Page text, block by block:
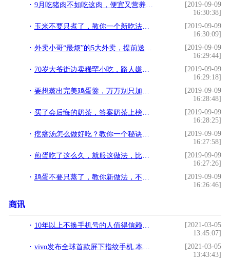
9月吃猪肉不如吃这肉，便宜又营养，煎十分钟就出锅，香到舔盘子
[2019-09-09
16:30:38]
玉米不要只煮了，教你一个新吃法，营养美味，上桌瞬间扫光，香
[2019-09-09
16:30:09]
外卖小哥“最烦”的5大外卖，提前送到也“差评”，根本不想接单
[2019-09-09
16:29:44]
70岁大爷街边卖稀罕小吃，路人嫌又怪又贵，熟客：来晚还买不到呢
[2019-09-09
16:29:18]
要想蒸出完美鸡蛋羹，万万别只加水，掌握这诀窍，鸡蛋鲜嫩无气孔
[2019-09-09
16:28:48]
买了会后悔的奶茶，答案奶茶上榜，购买的人只因包装吸引
[2019-09-09
16:28:25]
疙瘩汤怎么做好吃？教你一个秘诀，一分钟做5000个，好吃有嚼劲
[2019-09-09
16:27:58]
煎蛋吃了这么久，就服这做法，比肉还香，老公说：吃一月都不厌
[2019-09-09
16:27:26]
鸡蛋不要只蒸了，教你新做法，不蒸不煮也不炒，连吃10天也不腻
[2019-09-09
16:26:46]
商讯
10年以上不换手机号的人值得信赖是可交之人！!
[2021-03-05
13:45:07]
vivo发布全球首款屏下指纹手机 本月将在国内上市开售!
[2021-03-05
13:43:43]